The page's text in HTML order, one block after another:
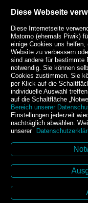
Diese Webseite
Diese Internetseite
Matomo (ehemals Piwik)
einige Cookies uns
Website zu verbessern
sind andere für bestimmte
notwendig. Sie können
Cookies zustimmen. Sie
per Klick auf die
individuelle Auswahl
auf die Schaltfläche
Bereich unserer
Einstellungen jederzeit
nachträglich abwählen.
unserer